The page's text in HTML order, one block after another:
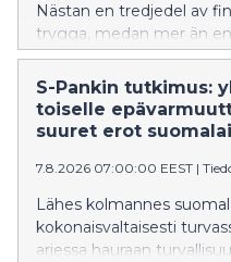
Nästan en tredjedel av
trygga, medan mer än
trygghetskänsla i
Vardagens
vardag bygger på
gäller trygghet.
S-Pankin tutkimus:
toiselle
suuret erot
7.8.2026 07:00:00 EEST |
Lähes kolmannes
kokonaisvaltaisesti
arjessa hauraan